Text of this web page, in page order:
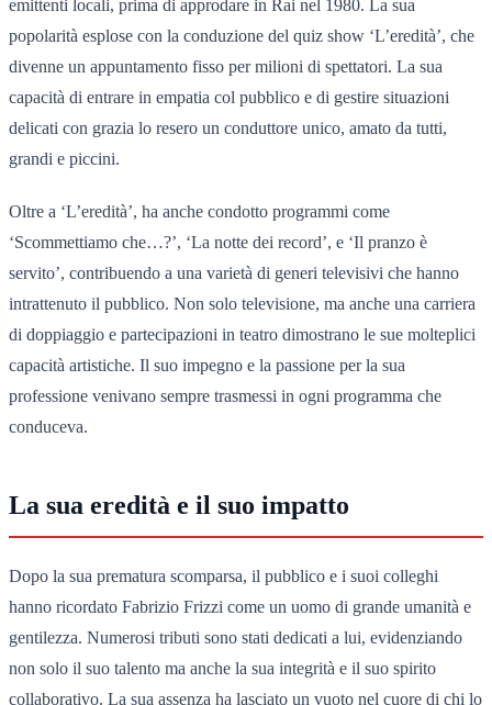
emittenti locali, prima di approdare in Rai nel 1980. La sua
popolarità esplose con la conduzione del quiz show ‘L’eredità’, che
divenne un appuntamento fisso per milioni di spettatori. La sua
capacità di entrare in empatia col pubblico e di gestire situazioni
delicati con grazia lo resero un conduttore unico, amato da tutti,
grandi e piccini.
Oltre a ‘L’eredità’, ha anche condotto programmi come
‘Scommettiamo che…?’, ‘La notte dei record’, e ‘Il pranzo è
servito’, contribuendo a una varietà di generi televisivi che hanno
intrattenuto il pubblico. Non solo televisione, ma anche una carriera
di doppiaggio e partecipazioni in teatro dimostrano le sue molteplici
capacità artistiche. Il suo impegno e la passione per la sua
professione venivano sempre trasmessi in ogni programma che
conduceva.
La sua eredità e il suo impatto
Dopo la sua prematura scomparsa, il pubblico e i suoi colleghi
hanno ricordato Fabrizio Frizzi come un uomo di grande umanità e
gentilezza. Numerosi tributi sono stati dedicati a lui, evidenziando
non solo il suo talento ma anche la sua integrità e il suo spirito
collaborativo. La sua assenza ha lasciato un vuoto nel cuore di chi lo